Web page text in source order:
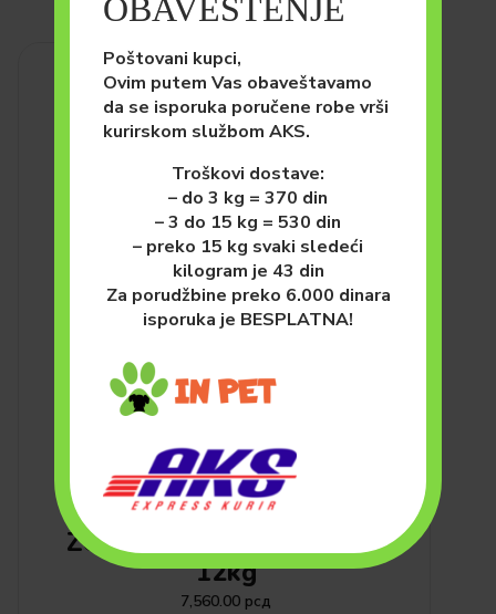
PSI HRANA ZA PSE (SUVA)
Monge All Breeds Adult
Zečetina, Pirinač i Krompir
12kg
7,560.00 рсд
OBAVEŠTENJE
Poštovani kupci,
Ovim putem Vas obaveštavamo
da se isporuka poručene robe vrši
kurirskom službom AKS.
Troškovi dostave:
– do 3 kg = 370 din
– 3 do 15 kg = 530 din
– preko 15 kg svaki sledeći
kilogram je 43 din
Za porudžbine preko 6.000 dinara
isporuka je BESPLATNA!